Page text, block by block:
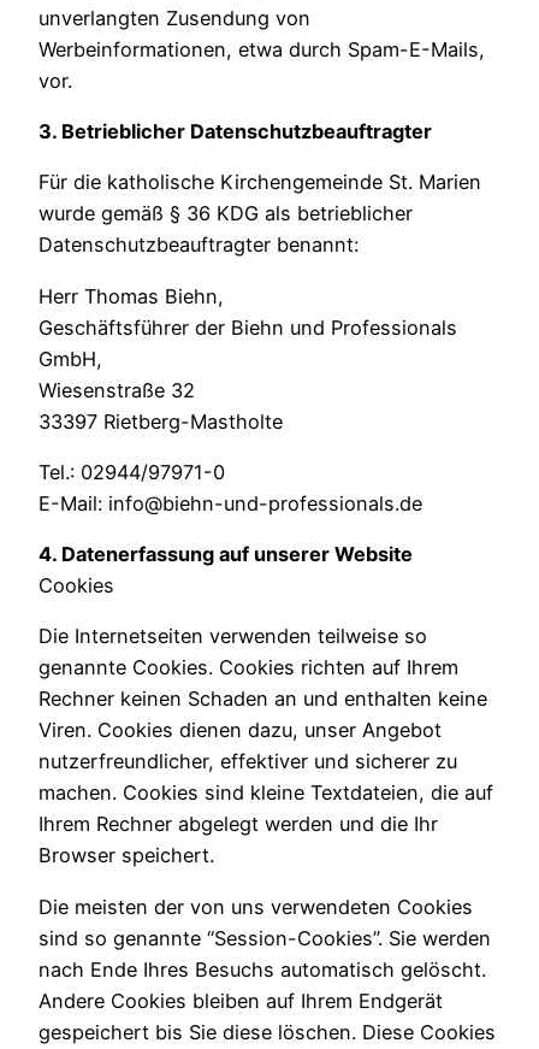
unverlangten Zusendung von
Werbeinformationen, etwa durch Spam-E-Mails,
vor.
3. Betrieblicher Datenschutzbeauftragter
Für die katholische Kirchengemeinde St. Marien
wurde gemäß § 36 KDG als betrieblicher
Datenschutzbeauftragter benannt:
Herr Thomas Biehn,
Geschäftsführer der Biehn und Professionals
GmbH,
Wiesenstraße 32
33397 Rietberg-Mastholte
Tel.: 02944/97971-0
E-Mail: info@biehn-und-professionals.de
4. Datenerfassung auf unserer Website
Cookies
Die Internetseiten verwenden teilweise so
genannte Cookies. Cookies richten auf Ihrem
Rechner keinen Schaden an und enthalten keine
Viren. Cookies dienen dazu, unser Angebot
nutzerfreundlicher, effektiver und sicherer zu
machen. Cookies sind kleine Textdateien, die auf
Ihrem Rechner abgelegt werden und die Ihr
Browser speichert.
Die meisten der von uns verwendeten Cookies
sind so genannte “Session-Cookies”. Sie werden
nach Ende Ihres Besuchs automatisch gelöscht.
Andere Cookies bleiben auf Ihrem Endgerät
gespeichert bis Sie diese löschen. Diese Cookies